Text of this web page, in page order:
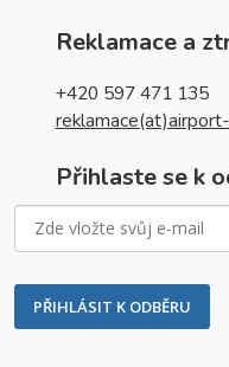
Reklamace a
+420 597 471 135
Přihlaste se k
PŘIHLÁSIT K ODBĚRU